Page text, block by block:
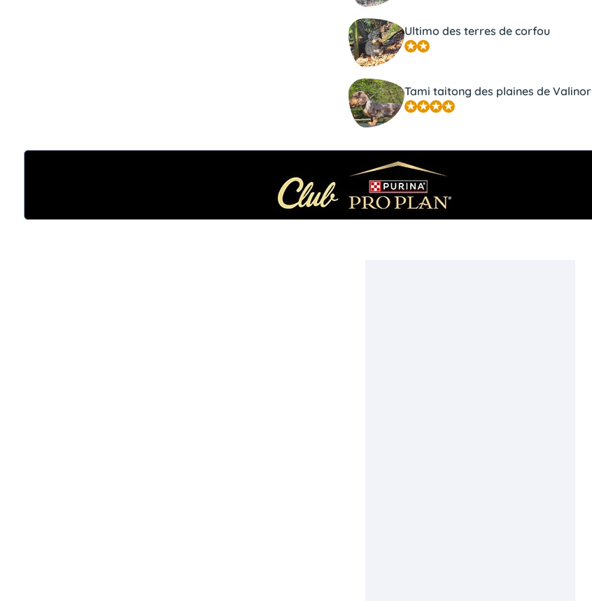
Ultimo des terres de corfou
Tami taitong des plaines de Valinor